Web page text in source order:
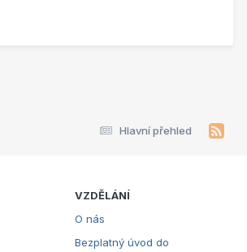
Hlavní přehled
VZDĚLÁNÍ
O nás
Bezplatný úvod do